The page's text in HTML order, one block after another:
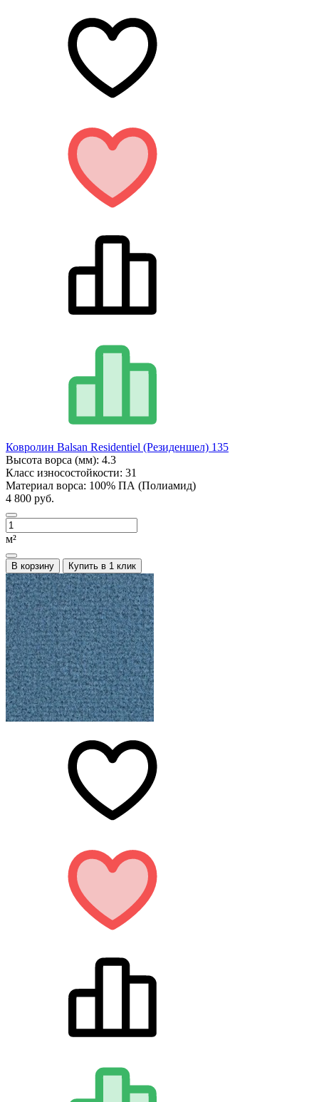
Ковролин Balsan Residentiel (Резиденшел) 135
Высота ворса (мм): 4.3
Класс износостойкости: 31
Материал ворса: 100% ПА (Полиамид)
4 800 руб.
м²
В корзину Купить в 1 клик